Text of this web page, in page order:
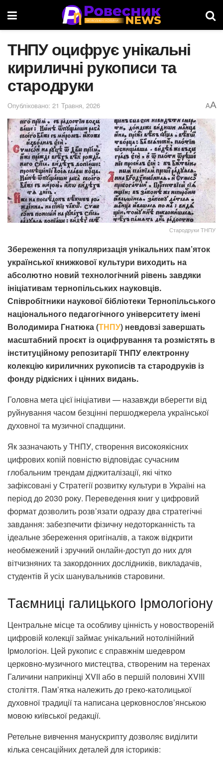
ТНПУ оцифрує унікальні
кириличні рукописи та
стародруки
Опубліковано: 21 Травня, 2026 AA
Стародруки ТНПУ
Збереження та популяризація унікальних пам’яток
української книжкової культури виходить на
абсолютно новий технологічний рівень завдяки
ініціативам тернопільських науковців.
Співробітники наукової бібліотеки Тернопільського
національного педагогічного університету імені
Володимира Гнатюка (ТНПУ) невдовзі завершать
масштабний проєкт із оцифрування та розмістять в
інституційному репозитарії ТНПУ електронну
колекцію кириличних рукописів та стародруків із
фонду рідкісних і цінних видань.
Головна мета цієї ініціативи — назавжди вберегти від
руйнування часом безцінні першоджерела української
духовної та музичної спадщини.
Як зазначають у ТНПУ, створення високоякісних
цифрових копій повністю відповідає сучасним
глобальним трендам діджиталізації, які чітко
зафіксовані у Стратегії розвитку культури в Україні на
період до 2030 року. Переведення книг у цифровий
формат дозволить розв’язати одразу два стратегічні
завдання: забезпечити фізичну недоторканність та
ідеальне збереження оригіналів, а також відкрити
необмежений і зручний онлайн-доступ до них для
вітчизняних та закордонних дослідників, викладачів,
студентів й усіх шанувальників старовини.
Таємниці галицького Ірмологіону
Центральне місце та особливу цінність у новоствореній
цифровій колекції займає унікальний нотолінійний
Ірмологіон. Цей рукопис є справжнім шедевром
церковно-музичного мистецтва, створеним на теренах
Галичини наприкінці XVII або в першій половині XVIII
століття. Пам’ятка належить до греко-католицької
духовної традиції та написана церковнослов’янською
мовою київської редакції.
Ретельне вивчення манускрипту дозволяє виділити
кілька сенсаційних деталей для істориків: